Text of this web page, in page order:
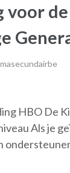
voor de
HBO De
Als je